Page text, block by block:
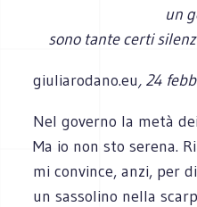
un
sono tante certi
giuliarodano.eu, 24
Nel governo la metà
Ma io non sto serena.
mi convince, anzi, per
un sassolino nella